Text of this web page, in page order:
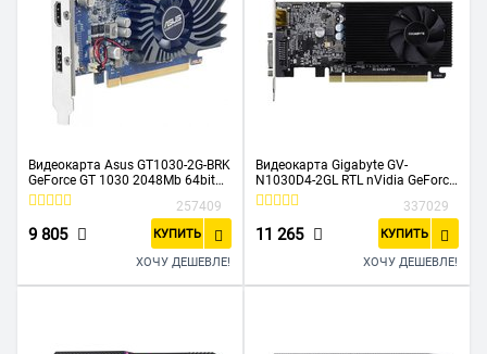
Видеокарта Asus GT1030-2G-BRK
GeForce GT 1030 2048Mb 64bit
GDDR3
1228/6008/HDMIx1/DPx1/HDCP
Ret low profile
257409
9 805 КУПИТЬ
ХОЧУ ДЕШЕВЛЕ!
Видеокарта Gigabyte GV-
N1030D4-2GL RTL nVidia GeForce
GT 1030 2048Mb 64bit DDR4
1177/2100 DVIx1/HDMIx1/HDCP
low profile
337029
11 265 КУПИТЬ
ХОЧУ ДЕШЕВЛЕ!